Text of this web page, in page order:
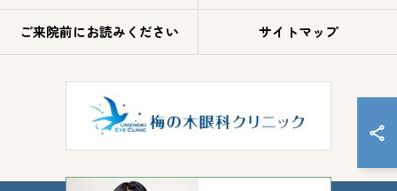
ご来院前にお読みください サイトマップ